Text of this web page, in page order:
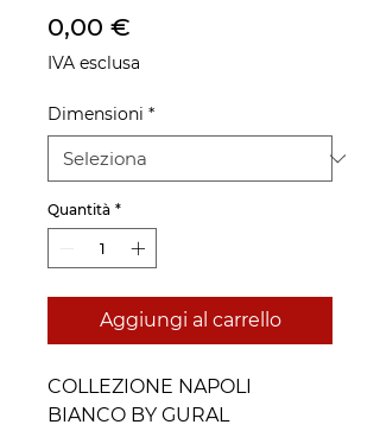
0,00 €
IVA esclusa
Dimensioni *
Quantità *
Aggiungi al carrello
COLLEZIONE NAPOLI
BIANCO BY GURAL